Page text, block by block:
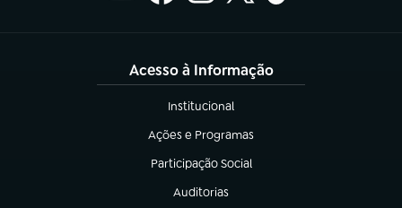
Acesso à Informação
Institucional
(abre em nova aba)
Ações e Programas
(abre em nova aba)
Participação Social
(abre em nova aba)
Auditorias
(abre em nova aba)